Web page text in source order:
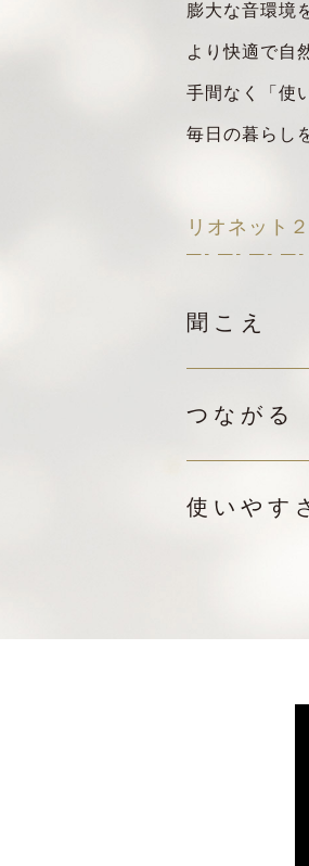
膨大な音環境
より快適で自
手間なく「使
毎日の暮らし
リオネット
聞こえ
つながる
使いやす